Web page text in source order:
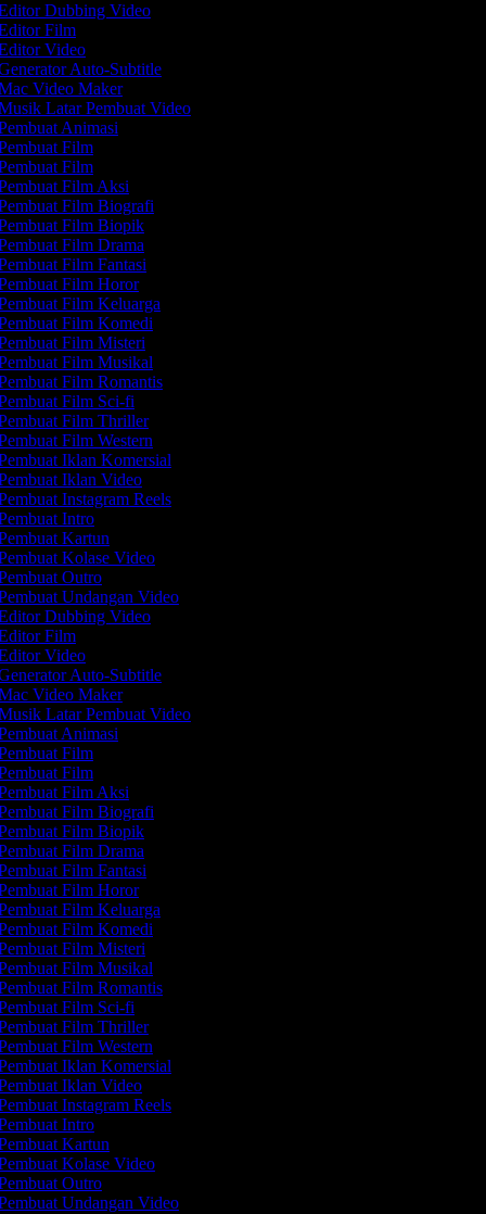
Dubbing Video
Film
Video
Auto-Subtitle
Video Maker
Latar Pembuat Video
Animasi
Film
Film
Film Aksi
Film Biografi
Film Biopik
Film Drama
Film Fantasi
Film Horor
Film Keluarga
Film Komedi
Film Misteri
Film Musikal
Film Romantis
Film Sci-fi
Film Thriller
Film Western
Iklan Komersial
Iklan Video
Instagram Reels
Intro
Kartun
Kolase Video
Outro
Undangan Video
Dubbing Video
Film
Video
Auto-Subtitle
Video Maker
Latar Pembuat Video
Animasi
Film
Film
Film Aksi
Film Biografi
Film Biopik
Film Drama
Film Fantasi
Film Horor
Film Keluarga
Film Komedi
Film Misteri
Film Musikal
Film Romantis
Film Sci-fi
Film Thriller
Film Western
Iklan Komersial
Iklan Video
Instagram Reels
Intro
Kartun
Kolase Video
Outro
Undangan Video